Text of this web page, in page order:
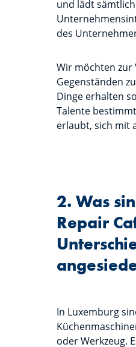
und lädt
des
Wir möchten zur
Gegenständen
Dinge erhalten
Talente
erlaubt, sich mit
2. Was
Repair
In Luxemburg
oder Werkzeug.